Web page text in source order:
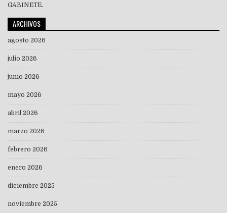
GABINETE.
ARCHIVOS
agosto 2026
julio 2026
junio 2026
mayo 2026
abril 2026
marzo 2026
febrero 2026
enero 2026
diciembre 2025
noviembre 2025